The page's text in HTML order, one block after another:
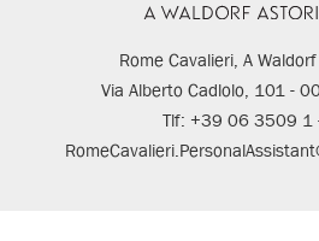
Rome Cavalieri, A
Via Alberto Cadlolo, 101 -
Tlf: +39 06 3509 1